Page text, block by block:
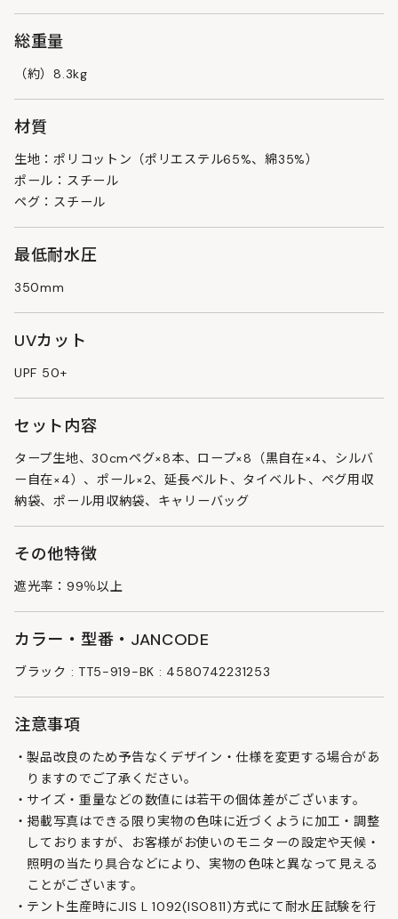
総重量
（約）8.3kg
材質
生地：ポリコットン（ポリエステル65%、綿35%）
ポール：スチール
ペグ：スチール
最低耐水圧
350mm
UVカット
UPF 50+
セット内容
タープ生地、30cmペグ×8本、ロープ×8（黒自在×4、シルバ
ー自在×4）、ポール×2、延長ベルト、タイベルト、ペグ用収
納袋、ポール用収納袋、キャリーバッグ
その他特徴
遮光率：99％以上
カラー・型番・JANCODE
ブラック : TT5-919-BK : 4580742231253
注意事項
製品改良のため予告なくデザイン・仕様を変更する場合があ
りますのでご了承ください。
サイズ・重量などの数値には若干の個体差がございます。
掲載写真はできる限り実物の色味に近づくように加工・調整
しておりますが、お客様がお使いのモニターの設定や天候・
照明の当たり具合などにより、実物の色味と異なって見える
ことがございます。
テント生産時にJIS L 1092(ISO811)方式にて耐水圧試験を行